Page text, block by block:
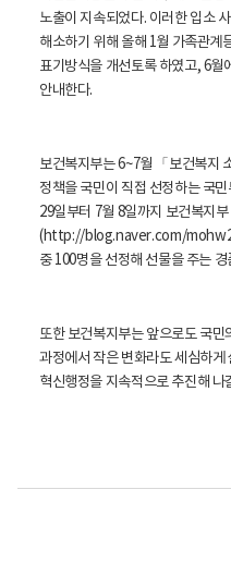
노출이 지속되었다. 이러한 입소
해소하기 위해 올해 1월 가족관계
표기방식을 개선토록 하였고, 6월
안내한다.
보건복지부는 6~7월 「보건복지
정책을 국민이 직접 선정하는 국
29일부터 7월 8일까지 보건복지
(http://blog.naver.com/
중 100명을 선정해 선물을 주는
또한 보건복지부는 앞으로도 국
과정에서 작은 변화라도 세심하
혁신행정을 지속적으로 추진해 나